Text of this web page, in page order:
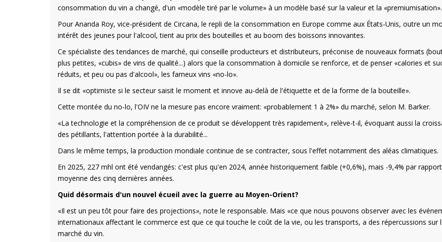
consommation du vin a changé, d'un «modèle tiré par le volume» à un modèle basé sur la valeur et la «premiumisation».
Pour Ananda Roy, vice-président de Circana, le repli de la consommation en Europe comme aux États-Unis, outre un
intérêt des jeunes pour l'alcool, tient au prix des bouteilles et au boom des boissons innovantes.
Ce spécialiste des tendances de marché, qui conseille producteurs et distributeurs, préconise de nouveaux formats
plus petites, «cubis» de vins de qualité...) alors que la consommation à domicile se renforce, et de penser «calories et
réduits, et peu ou pas d'alcool», les fameux vins «no-lo».
Il se dit «optimiste si le secteur saisit le moment et innove au-delà de l'étiquette et de la forme de la bouteille».
Cette montée du no-lo, l'OIV ne la mesure pas encore vraiment: «probablement 1 à 2%» du marché, selon M. Barker.
«La technologie et la compréhension de ce produit se développent très rapidement», relève-t-il, évoquant aussi la
des pétillants, l'attention portée à la durabilité...
Dans le même temps, la production mondiale continue de se contracter, sous l'effet notamment des aléas climatiques.
En 2025, 227 mhl ont été vendangés: c'est plus qu'en 2024, année historiquement faible (+0,6%), mais -9,4% par
moyenne des cinq dernières années.
Quid désormais d'un nouvel écueil avec la guerre au Moyen-Orient?
«Il est un peu tôt pour faire des projections», note le responsable. Mais «ce que nous pouvons observer avec les
internationaux affectant le commerce est que ce qui touche le coût de la vie, ou les transports, a des répercussions sur
marché du vin.